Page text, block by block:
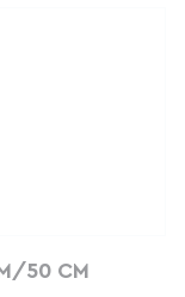
50 CM